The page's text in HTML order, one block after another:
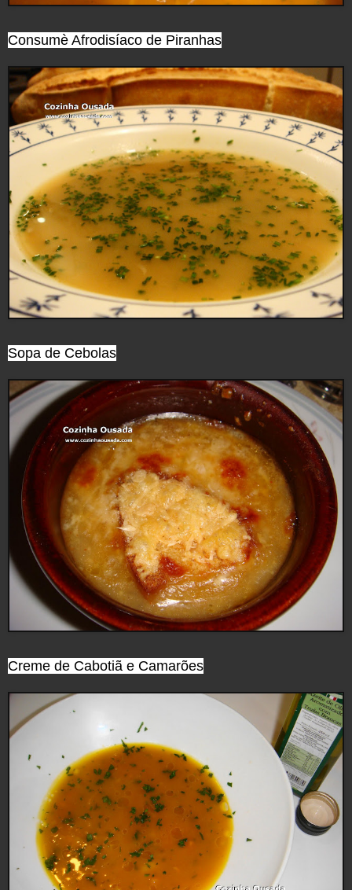
Consumè Afrodisíaco de Piranhas
Sopa de Cebolas
Creme de Cabotiã e Camarões